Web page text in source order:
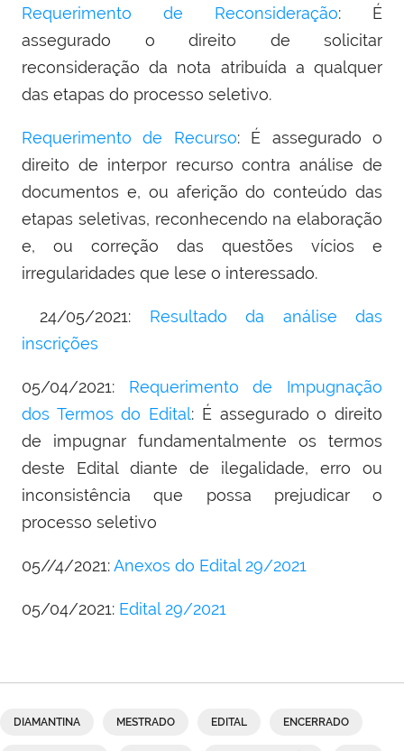
Requerimento de Reconsideração: É
assegurado o direito de solicitar
reconsideração da nota atribuída a qualquer
das etapas do processo seletivo.
Requerimento de Recurso: É assegurado o
direito de interpor recurso contra análise de
documentos e, ou aferição do conteúdo das
etapas seletivas, reconhecendo na elaboração
e, ou correção das questões vícios e
irregularidades que lese o interessado.
24/05/2021: Resultado da análise das
inscrições
05/04/2021:
Requerimento de Impugnação
dos Termos do Edital: É assegurado o direito
de impugnar fundamentalmente os termos
deste Edital diante de ilegalidade, erro ou
inconsistência que possa prejudicar o
processo seletivo
05//4/2021:Anexos do Edital 29/2021
05/04/2021: Edital 29/2021
DIAMANTINA MESTRADO EDITAL ENCERRADO